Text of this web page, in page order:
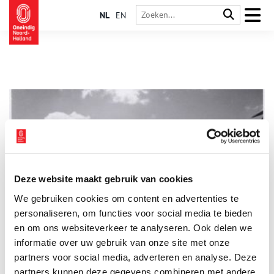
Deze website maakt gebruik van cookies
We gebruiken cookies om content en advertenties te
personaliseren, om functies voor social media te bieden
en om ons websiteverkeer te analyseren. Ook delen we
informatie over uw gebruik van onze site met onze
partners voor social media, adverteren en analyse. Deze
partners kunnen deze gegevens combineren met andere
NL EN
Het hout- en timmerbedrijf Bruynzeel, nog altijd beroemd om
zijn keukens, werd in 1897 opgericht in Rotterdam door de
Zeeuwse Cees Bruynzeel. Op het eerste gezicht lijkt een band
met de industrie in het Noordzeekanaalgebied en de
Zaanstreek niet voor de hand te liggen, maar niets is minder
waar. Een brand in de Rotterdamse fabriek ‘de Arend’ in 1919
betekent voor de firma Bruynzeel een gedeeltelijke en later